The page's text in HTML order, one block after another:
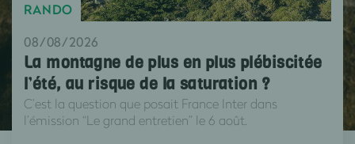
RANDO
08/08/2026
La montagne de plus en plus plébiscitée
l’été, au risque de la saturation ?
C’est la question que posait France Inter dans
l’émission “Le grand entretien” le 6 août.